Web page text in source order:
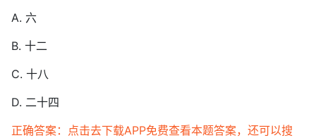
A. 六
B. 十二
C. 十八
D. 二十四
正确答案：点击去下载APP免费查看本题答案，还可以搜